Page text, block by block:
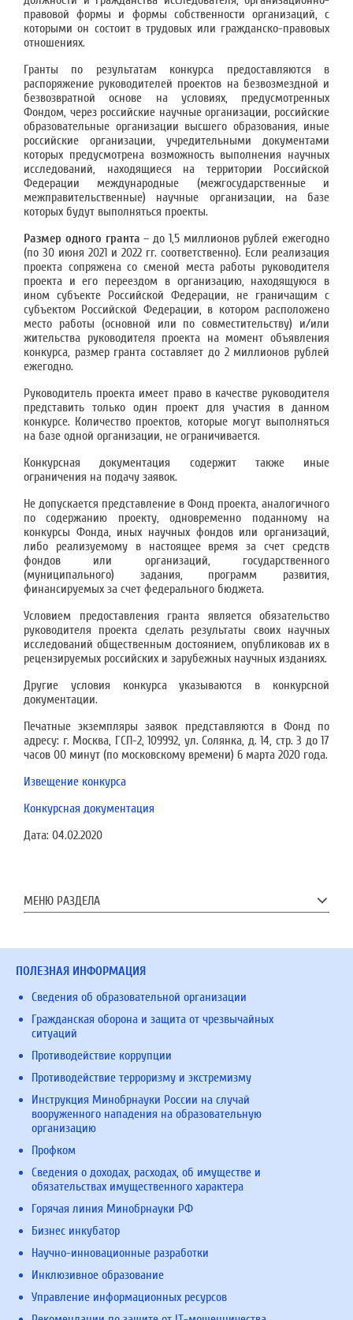
правовой формы и формы собственности организаций, с
которыми он состоит в трудовых или гражданско-правовых
отношениях.
Гранты по результатам конкурса предоставляются в
распоряжение руководителей проектов на безвозмездной и
безвозвратной основе на условиях, предусмотренных
Фондом, через российские научные организации, российские
образовательные организации высшего образования, иные
российские организации, учредительными документами
которых предусмотрена возможность выполнения научных
исследований, находящиеся на территории Российской
Федерации международные (межгосударственные и
межправительственные) научные организации, на базе
которых будут выполняться проекты.
Размер одного гранта – до 1,5 миллионов рублей ежегодно
(по 30 июня 2021 и 2022 гг. соответственно). Если реализация
проекта сопряжена со сменой места работы руководителя
проекта и его переездом в организацию, находящуюся в
ином субъекте Российской Федерации, не граничащим с
субъектом Российской Федерации, в котором расположено
место работы (основной или по совместительству) и/или
жительства руководителя проекта на момент объявления
конкурса, размер гранта составляет до 2 миллионов рублей
ежегодно.
Руководитель проекта имеет право в качестве руководителя
представить только один проект для участия в данном
конкурсе. Количество проектов, которые могут выполняться
на базе одной организации, не ограничивается.
Конкурсная документация содержит также иные
ограничения на подачу заявок.
Не допускается представление в Фонд проекта, аналогичного
по содержанию проекту, одновременно поданному на
конкурсы Фонда, иных научных фондов или организаций,
либо реализуемому в настоящее время за счет средств
фондов или организаций, государственного
(муниципального) задания, программ развития,
финансируемых за счет федерального бюджета.
Условием предоставления гранта является обязательство
руководителя проекта сделать результаты своих научных
исследований общественным достоянием, опубликовав их в
рецензируемых российских и зарубежных научных изданиях.
Другие условия конкурса указываются в конкурсной
документации.
Печатные экземпляры заявок представляются в Фонд по
адресу: г. Москва, ГСП-2, 109992, ул. Солянка, д. 14, стр. 3 до 17
часов 00 минут (по московскому времени) 6 марта 2020 года.
Извещение конкурса
Конкурсная документация
Дата: 04.02.2020
МЕНЮ РАЗДЕЛА
ПОЛЕЗНАЯ ИНФОРМАЦИЯ
Сведения об образовательной организации
Гражданская оборона и защита от чрезвычайных
ситуаций
Противодействие коррупции
Противодействие терроризму и экстремизму
Инструкция Минобрнауки России на случай
вооруженного нападения на образовательную
организацию
Профком
Сведения о доходах, расходах, об имуществе и
обязательствах имущественного характера
Горячая линия Минобрнауки РФ
Бизнес инкубатор
Научно-инновационные разработки
Инклюзивное образование
Управление информационных ресурсов